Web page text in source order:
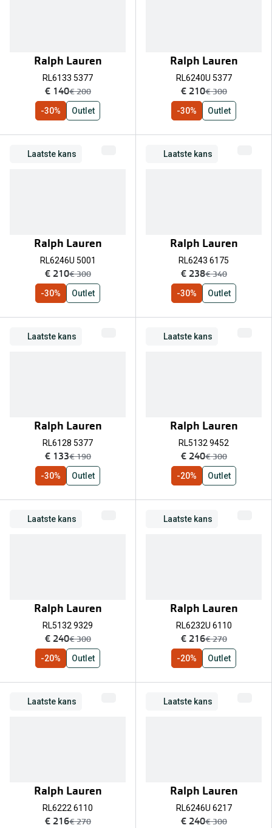
Ralph Lauren
RL6133 5377
nu:
€ 140was:
€ 200
-30% Outlet
Ralph Lauren
RL6240U 5377
nu:
€ 210was:
€ 300
-30% Outlet
Laatste kans
Ralph Lauren
RL6246U 5001
nu:
€ 210was:
€ 300
-30% Outlet
Laatste kans
Ralph Lauren
RL6243 6175
nu:
€ 238was:
€ 340
-30% Outlet
Laatste kans
Ralph Lauren
RL6128 5377
nu:
€ 133was:
€ 190
-30% Outlet
Laatste kans
Ralph Lauren
RL5132 9452
nu:
€ 240was:
€ 300
-20% Outlet
Laatste kans
Ralph Lauren
RL5132 9329
nu:
€ 240was:
€ 300
-20% Outlet
Laatste kans
Ralph Lauren
RL6232U 6110
nu:
€ 216was:
€ 270
-20% Outlet
Laatste kans
Ralph Lauren
RL6222 6110
nu:
€ 216was:
€ 270
Laatste kans
Ralph Lauren
RL6246U 6217
nu:
€ 240was:
€ 300